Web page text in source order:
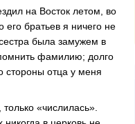
на Восток летом, во
братьев я ничего не
была замужем в
фамилию; долго
стороны отца у меня
«числилась».